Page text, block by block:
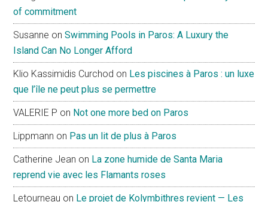
of commitment
Susanne onSwimming Pools in Paros: A Luxury the
Island Can No Longer Afford
Klio Kassimidis Curchod on Les piscines à Paros : un luxe
que l’île ne peut plus se permettre
VALERIE P on Not one more bed on Paros
Lippmann on Pas un lit de plus à Paros
Catherine Jean on La zone humide de Santa Maria
reprend vie avec les Flamants roses
Letourneau on Le projet de Kolymbithres revient — Les